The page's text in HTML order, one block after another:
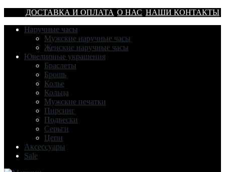
ДОСТАВКА И ОПЛАТА О НАС НАШИ КОНТАКТЫ
Наручные часы
Мужские наручные часы
Женские наручные часы
Ювелирные украшения
Браслеты
Брошь
Колье
Кольца
Мужские печатки
Пирсинг
Подвески
Серьги
Цепи
Аксессуары
Sale